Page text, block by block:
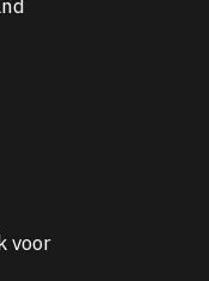
voor